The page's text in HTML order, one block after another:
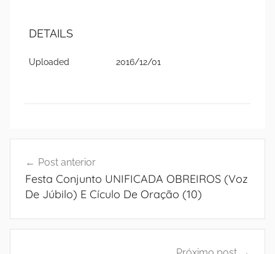
DETAILS
Uploaded 2016/12/01
de
Post
Post anterior
Festa Conjunto UNIFICADA OBREIROS (Voz
De Júbilo) E Cículo De Oração (10)